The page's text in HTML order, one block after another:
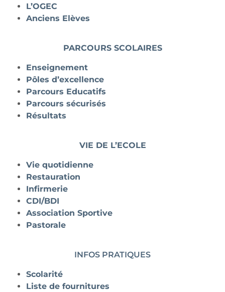
L’OGEC
Anciens Elèves
PARCOURS SCOLAIRES
Enseignement
Pôles d’excellence
Parcours Educatifs
Parcours sécurisés
Résultats
VIE DE L’ECOLE
Vie quotidienne
Restauration
Infirmerie
CDI/BDI
Association Sportive
Pastorale
INFOS PRATIQUES
Scolarité
Liste de fournitures